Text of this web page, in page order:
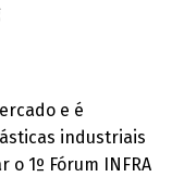
e é
industriais
1º Fórum INFRA